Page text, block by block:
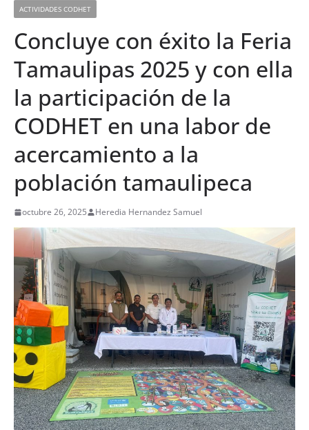
ACTIVIDADES CODHET
Concluye con éxito la Feria
Tamaulipas 2025 y con ella
la participación de la
CODHET en una labor de
acercamiento a la
población tamaulipeca
octubre 26, 2025 Heredia Hernandez Samuel